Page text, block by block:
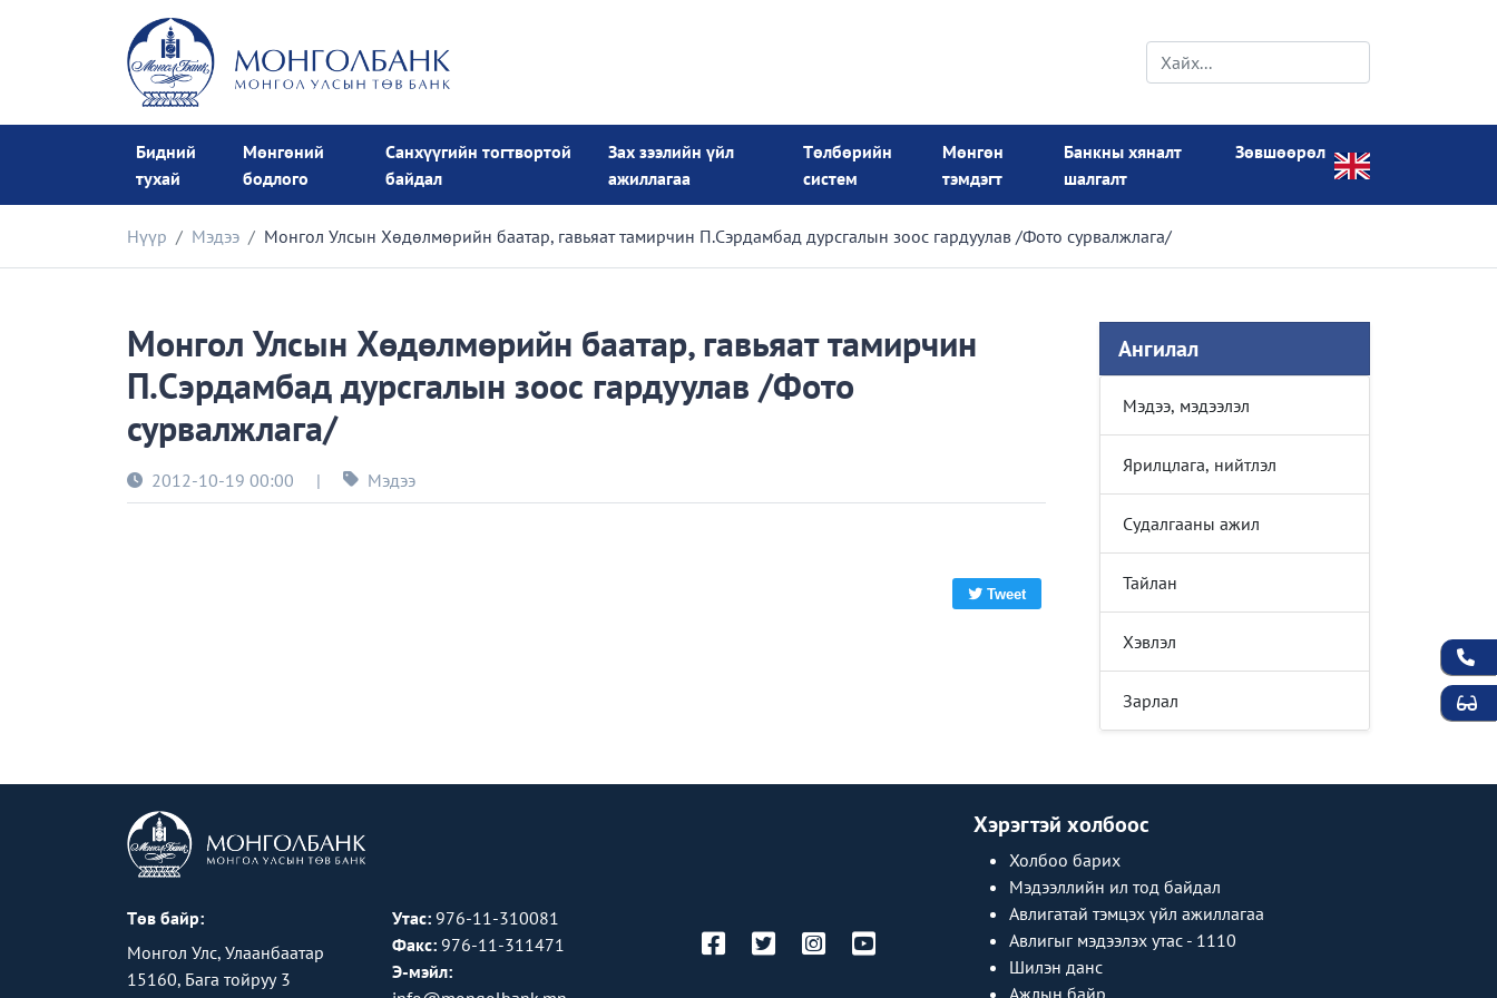
Бидний
тухай
Мөнгөний
бодлого
Санхүүгийн тогтвортой
байдал
Зах зээлийн үйл
ажиллагаа
Төлбөрийн
систем
Мөнгөн
тэмдэгт
Банкны хяналт
шалгалт
Зөвшөөрөл
Нүүр Мэдээ Монгол Улсын Хөдөлмөрийн баатар, гавьяат тамирчин П.Сэрдамбад дурсгалын зоос гардуулав /Фото сурвалжлага/
Монгол Улсын Хөдөлмөрийн баатар, гавьяат тамирчин
П.Сэрдамбад дурсгалын зоос гардуулав /Фото
сурвалжлага/
2012-10-19 00:00 | Мэдээ
Tweet
Ангилал
Мэдээ, мэдээлэл
Ярилцлага, нийтлэл
Судалгааны ажил
Тайлан
Хэвлэл
Зарлал
Төв байр:
Монгол Улс, Улаанбаатар
15160, Бага тойруу 3
Утас:976-11-310081
Факс:976-11-311471
Э-мэйл:
Хэрэгтэй холбоос
Холбоо барих
Мэдээллийн ил тод байдал
Авлигатай тэмцэх үйл ажиллагаа
Авлигыг мэдээлэх утас - 1110
Шилэн данс
Ажлын байр